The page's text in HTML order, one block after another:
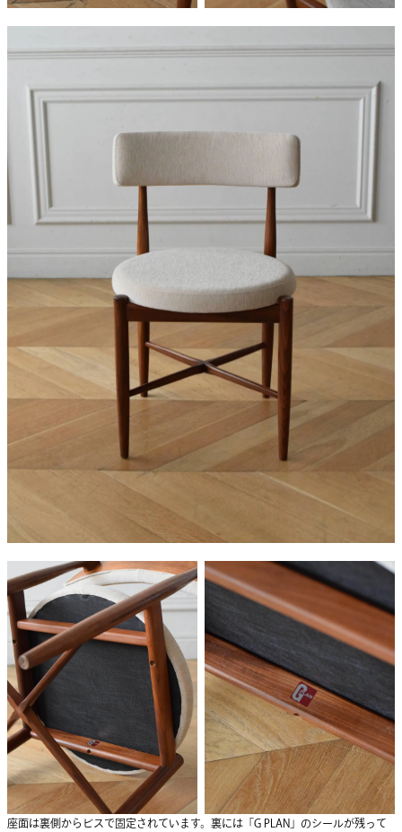
座面は裏側からビスで固定されています。裏には「G PLAN」のシールが残って